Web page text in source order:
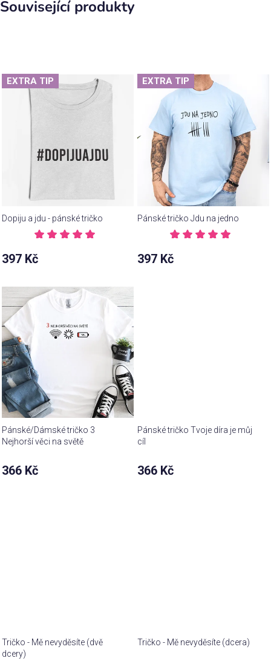
Související produkty
EXTRA TIP
Dopiju a jdu - pánské tričko
hodnocení
produktu
z 5
hvězdiček.
397 Kč
EXTRA TIP
Pánské tričko Jdu na jedno
hodnocení
produktu
397 Kč
Pánské/Dámské tričko 3
Nejhorší věci na světě
366 Kč
Pánské tričko Tvoje díra je můj
cíl
366 Kč
Tričko - Mě nevyděsíte (dvě
dcery)
Tričko - Mě nevyděsíte (dcera)